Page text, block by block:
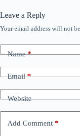
Leave a Reply
Your email address will not
Name*
Email*
Website
Add Comment *